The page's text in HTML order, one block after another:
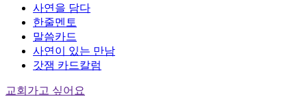
사연을 담다
한줄멘토
말씀카드
사연이 있는 만남
갓잼 카드칼럼
교회가고 싶어요